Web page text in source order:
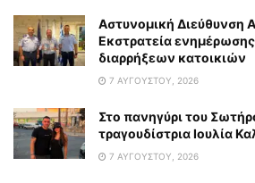
Αστυνομική Διεύθυνση
Εκστρατεία
διαρρήξεων κατοικιών
7 ΑΥΓΟΎΣΤΟΥ, 2026
Στο πανηγύρι του
τραγουδίστρια Ιουλία
7 ΑΥΓΟΎΣΤΟΥ, 2026